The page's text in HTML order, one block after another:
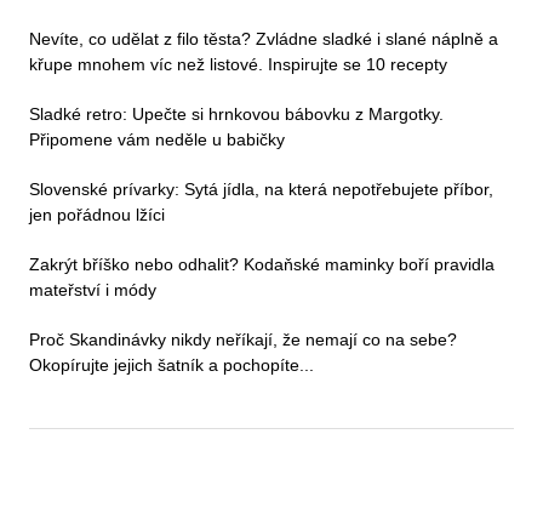
Nevíte, co udělat z filo těsta? Zvládne sladké i slané náplně a
křupe mnohem víc než listové. Inspirujte se 10 recepty
Sladké retro: Upečte si hrnkovou bábovku z Margotky.
Připomene vám neděle u babičky
Slovenské prívarky: Sytá jídla, na která nepotřebujete příbor,
jen pořádnou lžíci
Zakrýt bříško nebo odhalit? Kodaňské maminky boří pravidla
mateřství i módy
Proč Skandinávky nikdy neříkají, že nemají co na sebe?
Okopírujte jejich šatník a pochopíte...